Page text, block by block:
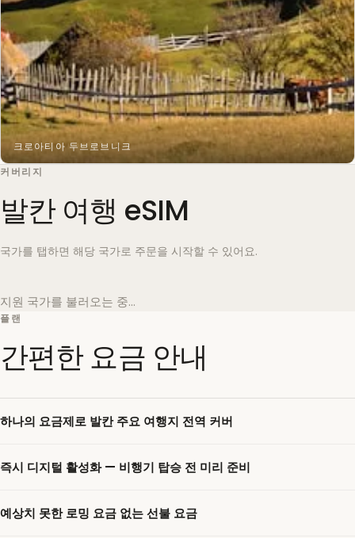
크로아티아 두브로브니크
커버리지
발칸 여행 eSIM
국가를 탭하면 해당 국가로 주문을 시작할 수 있어요.
지원 국가를 불러오는 중…
플랜
간편한 요금 안내
하나의 요금제로 발칸 주요 여행지 전역 커버
즉시 디지털 활성화 — 비행기 탑승 전 미리 준비
예상치 못한 로밍 요금 없는 선불 요금